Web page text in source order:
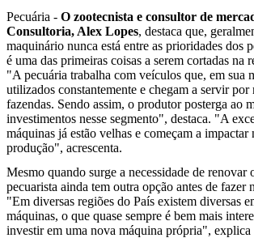
Pecuária - O zootecnista e consultor de
Consultoria, Alex Lopes, destaca que,
maquinário nunca está entre as prioridades dos
é uma das primeiras coisas a serem cortadas na
"A pecuária trabalha com veículos que, em sua
utilizados constantemente e chegam a servir por
fazendas. Sendo assim, o produtor posterga ao
investimentos nesse segmento", destaca. "A
máquinas já estão velhas e começam a impactar
produção", acrescenta.
Mesmo quando surge a necessidade de renovar
pecuarista ainda tem outra opção antes de fazer
"Em diversas regiões do País existem diversas
máquinas, o que quase sempre é bem mais
investir em uma nova máquina própria", explica